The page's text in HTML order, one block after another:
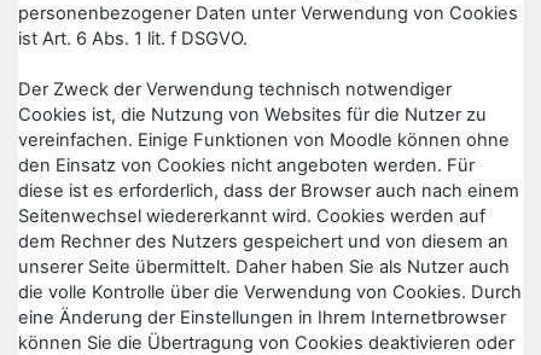
personenbezogener Daten unter Verwendung von Cookies
ist Art. 6 Abs. 1 lit. f DSGVO.
Der Zweck der Verwendung technisch notwendiger
Cookies ist, die Nutzung von Websites für die Nutzer zu
vereinfachen. Einige Funktionen von Moodle können ohne
den Einsatz von Cookies nicht angeboten werden. Für
diese ist es erforderlich, dass der Browser auch nach einem
Seitenwechsel wiedererkannt wird. Cookies werden auf
dem Rechner des Nutzers gespeichert und von diesem an
unserer Seite übermittelt. Daher haben Sie als Nutzer auch
die volle Kontrolle über die Verwendung von Cookies. Durch
eine Änderung der Einstellungen in Ihrem Internetbrowser
können Sie die Übertragung von Cookies deaktivieren oder